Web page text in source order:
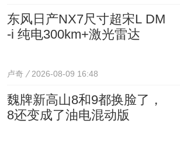
东风日产NX7尺寸超宋L DM
-i 纯电300km+激光雷达
卢奇 2026-08-09 16:48
魏牌新高山8和9都换脸了，
8还变成了油电混动版